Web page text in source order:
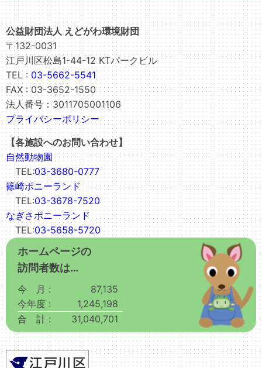
公益財団法人 えどがわ環境財団
〒132-0031
江戸川区松島1-44-12 KTパークビル
TEL :03-5662-5541
FAX : 03-3652-1550
法人番号：3011705001106
プライバシーポリシー
【各施設へのお問い合わせ】
自然動物園
TEL:03-3680-0777
篠崎ポニーランド
TEL:03-3678-7520
なぎさポニーランド
TEL:03-5658-5720
ホームページの
訪問者数は…
今 月 :
87,135
今年度 :
1,245,198
合 計 :
31,040,701